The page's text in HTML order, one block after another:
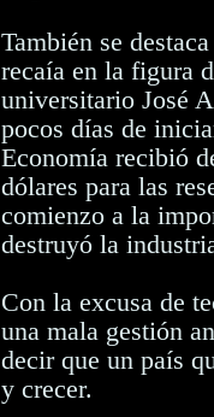
También se
recaía en la figura
universitario José
pocos días de
Economía recibió
dólares para las
comienzo a la
destruyó la
Con la excusa de
una mala gestión
decir que un país
y crecer.